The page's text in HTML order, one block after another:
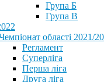
Група Б
Група В
області 2021/
Регламент
Суперліга
Перша ліга
Друга ліга